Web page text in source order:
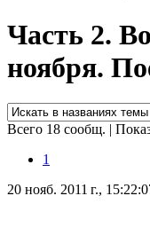
Часть 2.
ноября.
Всего 18 сообщ. |
1
20 нояб. 2011 г.,